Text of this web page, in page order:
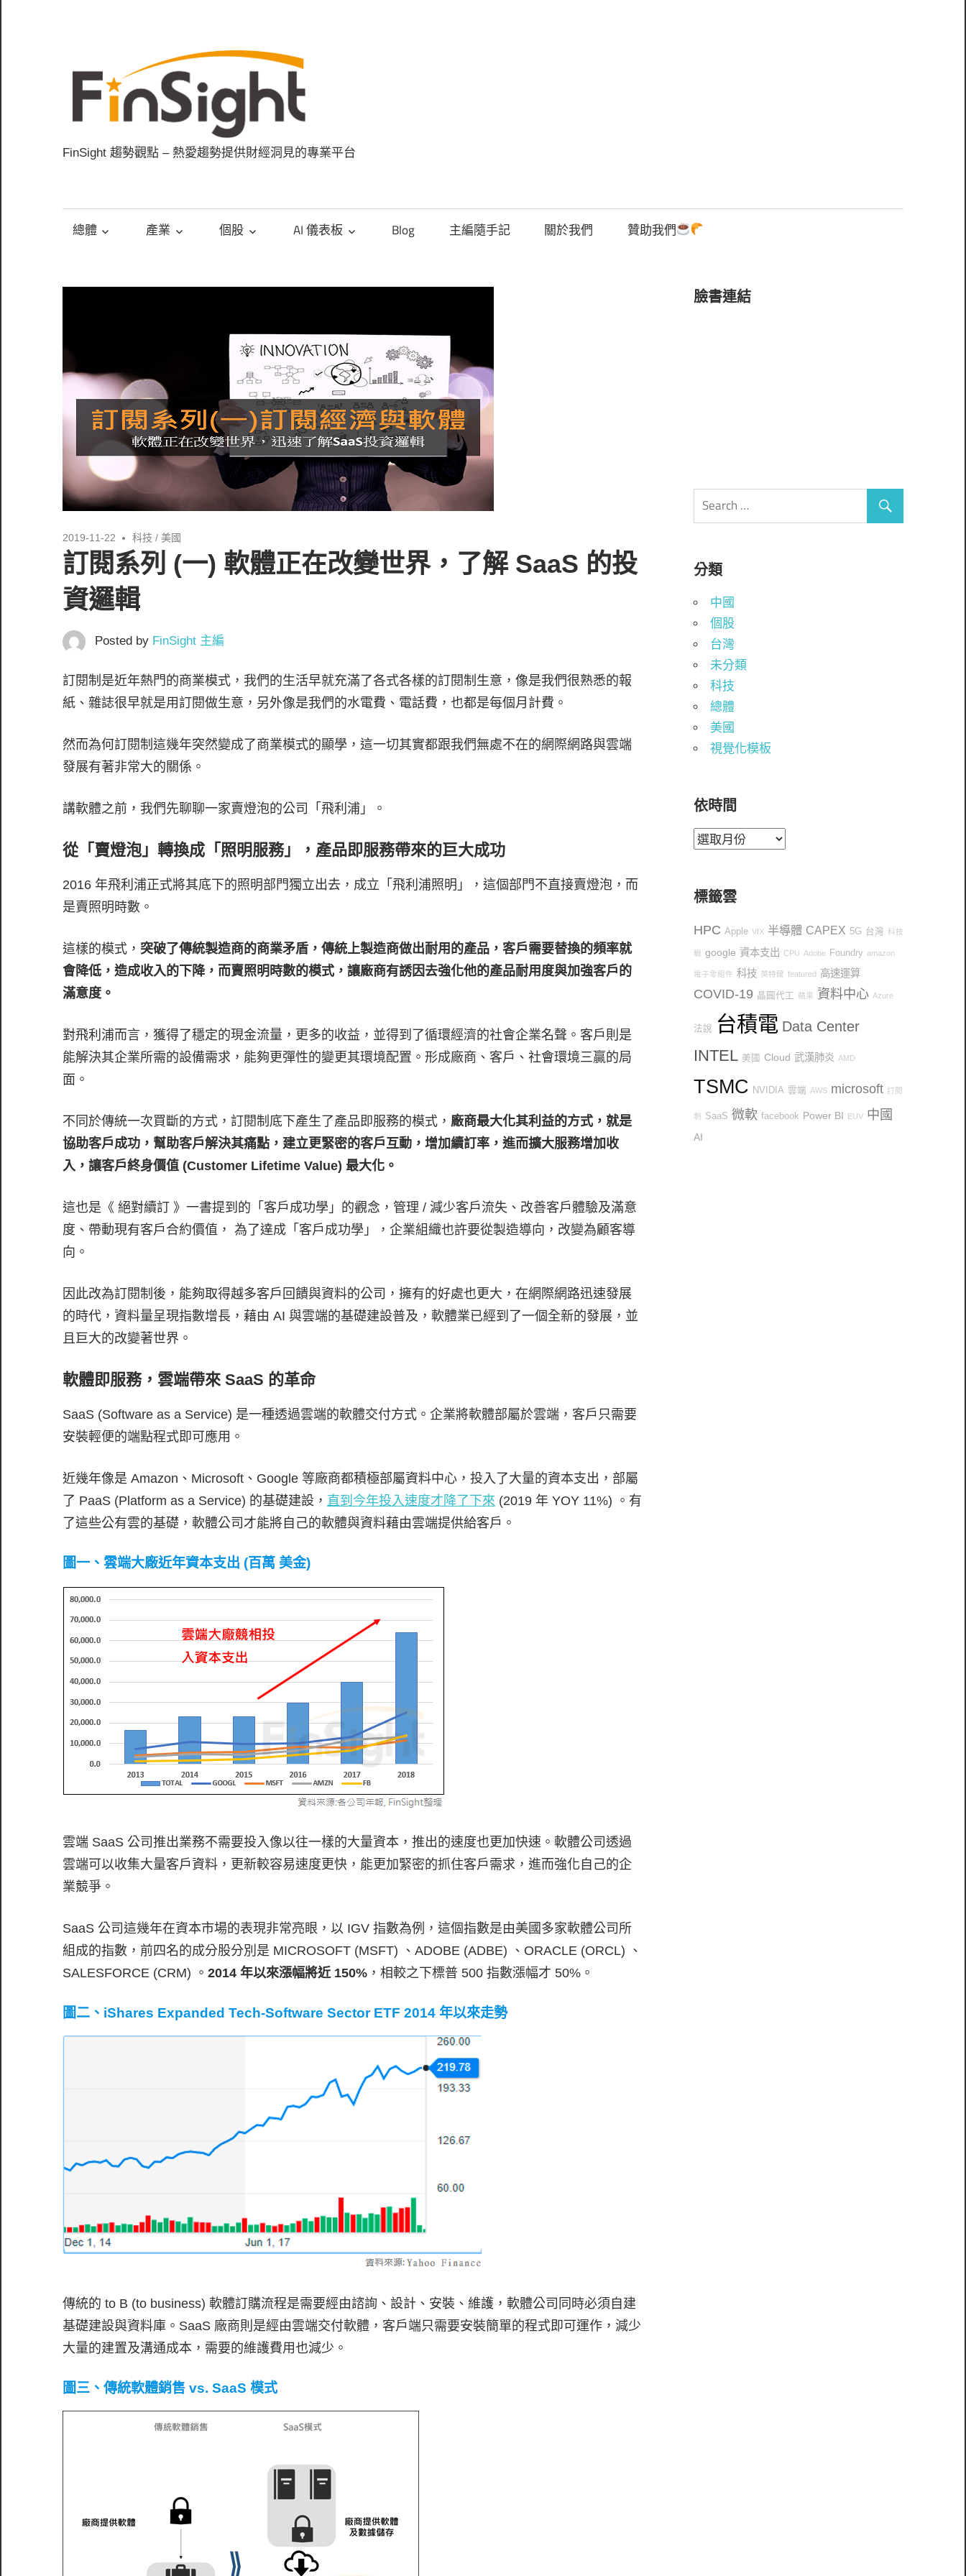
勢
點
FinSight 趨勢觀點 – 熱愛趨勢提供財經洞見的專業平台
總體 產業 個股 AI 儀表板 Blog 主編隨手記 關於我們 贊助我們
2019-11-22 科技 /美國
訂閱系列 (一) 軟體正在改變世界，了解 SaaS 的投
資邏輯
Posted by FinSight 主編
訂閱制是近年熱門的商業模式，我們的生活早就充滿了各式各樣的訂閱制生意，像是我們很熟悉的報
紙、雜誌很早就是用訂閱做生意，另外像是我們的水電費、電話費，也都是每個月計費。
然而為何訂閱制這幾年突然變成了商業模式的顯學，這一切其實都跟我們無處不在的網際網路與雲端
發展有著非常大的關係。
講軟體之前，我們先聊聊一家賣燈泡的公司「飛利浦」。
從「賣燈泡」轉換成「照明服務」，產品即服務帶來的巨大成功
2016 年飛利浦正式將其底下的照明部門獨立出去，成立「飛利浦照明」，這個部門不直接賣燈泡，而
是賣照明時數。
這樣的模式， 突破了傳統製造商的商業矛盾，傳統上製造商做出耐用的產品，客戶需要替換的頻率就
會降低，造成收入的下降，而賣照明時數的模式，讓廠商有誘因去強化他的產品耐用度與加強客戶的
滿意度。
對飛利浦而言，獲得了穩定的現金流量，更多的收益，並得到了循環經濟的社會企業名聲。客戶則是
能解決其企業所需的設備需求，能夠更彈性的變更其環境配置。形成廠商、客戶、社會環境三贏的局
面。
不同於傳統一次買斷的方式，訂閱制底下產生了產品即服務的模式， 廠商最大化其利益的方式，就是
協助客戶成功，幫助客戶解決其痛點，建立更緊密的客戶互動，增加續訂率，進而擴大服務增加收
入，讓客戶終身價值 (Customer Lifetime Value) 最大化。
這也是《 絕對續訂 》一書提到的「客戶成功學」的觀念，管理 / 減少客戶流失、改善客戶體驗及滿意
度、帶動現有客戶合約價值， 為了達成「客戶成功學」，企業組織也許要從製造導向，改變為顧客導
向。
因此改為訂閱制後，能夠取得越多客戶回饋與資料的公司，擁有的好處也更大，在網際網路迅速發展
的時代，資料量呈現指數增長，藉由 AI 與雲端的基礎建設普及，軟體業已經到了一個全新的發展，並
且巨大的改變著世界。
軟體即服務，雲端帶來 SaaS 的革命
SaaS (Software as a Service) 是一種透過雲端的軟體交付方式。企業將軟體部屬於雲端，客戶只需要
安裝輕便的端點程式即可應用。
近幾年像是 Amazon、Microsoft、Google 等廠商都積極部屬資料中心，投入了大量的資本支出，部屬
了 PaaS (Platform as a Service) 的基礎建設， 直到今年投入速度才降了下來 (2019 年 YOY 11%) 。有
了這些公有雲的基礎，軟體公司才能將自己的軟體與資料藉由雲端提供給客戶。
圖一、雲端大廠近年資本支出 (百萬 美金)
雲端 SaaS 公司推出業務不需要投入像以往一樣的大量資本，推出的速度也更加快速。軟體公司透過
雲端可以收集大量客戶資料，更新較容易速度更快，能更加緊密的抓住客戶需求，進而強化自己的企
業競爭。
SaaS 公司這幾年在資本市場的表現非常亮眼，以 IGV 指數為例，這個指數是由美國多家軟體公司所
組成的指數，前四名的成分股分別是 MICROSOFT (MSFT) 、ADOBE (ADBE) 、ORACLE (ORCL) 、
SALESFORCE (CRM) 。 2014 年以來漲幅將近 150% ，相較之下標普 500 指數漲幅才 50%。
圖二、iShares Expanded Tech-Software Sector ETF 2014 年以來走勢
傳統的 to B (to business) 軟體訂購流程是需要經由諮詢、設計、安裝、維護，軟體公司同時必須自建
基礎建設與資料庫。SaaS 廠商則是經由雲端交付軟體，客戶端只需要安裝簡單的程式即可運作，減少
大量的建置及溝通成本，需要的維護費用也減少。
圖三、傳統軟體銷售 vs. SaaS 模式
臉書連結
分類
中國
個股
台灣
未分類
科技
總體
美國
視覺化模板
依時間
依
標籤雲
HPC Apple VIX 半導體 CAPEX 5G 台灣 科技
戰 google 資本支出 CPU Adobe Foundry amazon
電子零組件 科技 英特爾 featured 高速運算
COVID-19 晶圓代工 蘋果 資料中心 Azure
法說 台積電 Data Center
INTEL 美國 Cloud 武漢肺炎 AMD
TSMC NVIDIA 雲端 AWS microsoft 訂閱
制 SaaS 微軟 facebook Power BI EUV 中國
AI